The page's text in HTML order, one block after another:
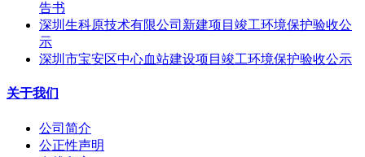
告书
深圳生科原技术有限公司新建项目竣工环境保护验收公
示
深圳市宝安区中心血站建设项目竣工环境保护验收公示
关于我们
公司简介
公正性声明